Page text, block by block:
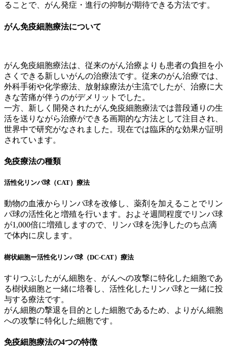
ることで、がん発症・進行の抑制が期待できる方法です。
がん免疫細胞療法について
がん免疫細胞療法は、従来のがん治療よりも患者の負担を小
さくできる新しいがんの治療法です。従来のがん治療では、
外科手術や化学療法、放射線療法が主流でしたが、治療に大
きな苦痛が伴うのがデメリットでした。
一方、新しく開発されたがん免疫細胞療法では普段通りの生
活を送りながら治療ができる画期的な方法として注目され、
世界中で研究がなされました。現在では臨床的な効果が証明
されています。
免疫療法の種類
活性化リンパ球（CAT）療法
動物の血液からリンパ球を改修し、薬剤を加えることでリン
パ球の活性化と増殖を行います。およそ週間程度でリンパ球
が1,000倍に増殖しますので、リンパ球を洗浄したのち点滴
で体内に戻します。
樹状細胞ー活性化リンパ球（DC-CAT）療法
すりつぶしたがん細胞を、がんへの攻撃に特化した細胞であ
る樹状細胞と一緒に培養し、活性化したリンパ球と一緒に投
与する療法です。
がん細胞の撃退を目的とした細胞であるため、よりがん細胞
への攻撃に特化した細胞です。
免疫細胞療法の4つの特徴